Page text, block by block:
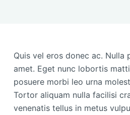
Quis vel eros donec ac. Nulla
amet. Eget nunc lobortis
posuere morbi leo urna
Tortor aliquam nulla facilisi
venenatis tellus in metus